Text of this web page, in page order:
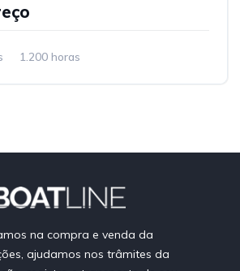
1.200 horas
na compra e venda da
ajudamos nos trâmites da